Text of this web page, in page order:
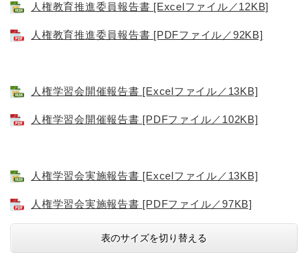
人権教育推進委員報告書 [Excelファイル／12KB]
人権教育推進委員報告書 [PDFファイル／92KB]
人権学習会開催報告書 [Excelファイル／13KB]
人権学習会開催報告書 [PDFファイル／102KB]
人権学習会実施報告書 [Excelファイル／13KB]
人権学習会実施報告書 [PDFファイル／97KB]
表のサイズを切り替える